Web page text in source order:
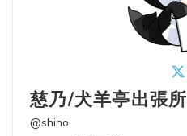
慈乃/犬羊亭出張所
@shino